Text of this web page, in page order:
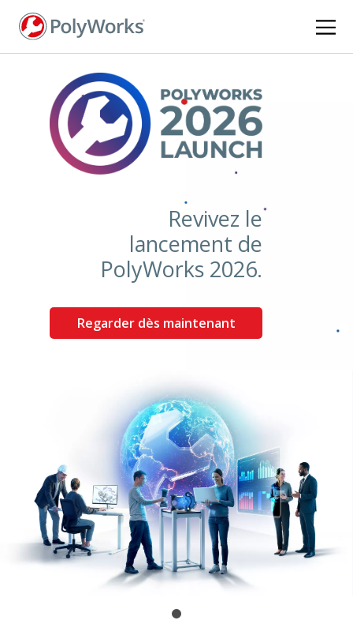
Revivez le
lancement de
PolyWorks 2026.
Regarder dès maintenant